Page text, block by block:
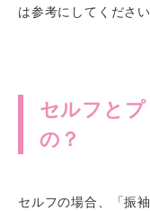
は参考にしてください
セルフと
の？
セルフの場合、「振